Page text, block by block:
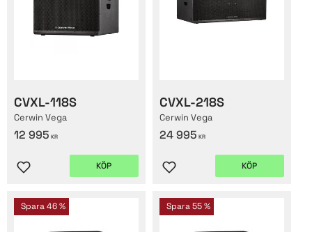
CVXL-118S
Cerwin Vega
12 995 KR
Lägg till i favoriter
KÖP
CVXL-218S
Cerwin Vega
24 995 KR
Lägg till i favoriter
KÖP
Spara46 % Spara55 %